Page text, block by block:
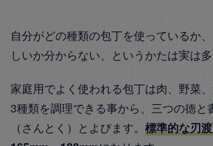
自分がどの種類の包丁を使っているか
しいか分からない、というかたは実は多
家庭用でよく使われる包丁は肉、野菜
3種類を調理できる事から、 三つの徳と
（さんとく） とよびます。 標準的な刃